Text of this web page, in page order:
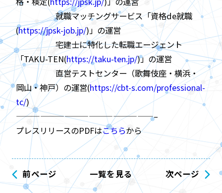
就職マッチングサービス「資格de就職
(https://jpsk-job.jp/)」の運営
宅建士に特化した転職エージェント
「TAKU-TEN(https://taku-ten.jp/)」の運営
直営テストセンター（歌舞伎座・横浜・
岡山・神戸）の運営(https://cbt-s.com/professional-
tc/)
—————————————————–
プレスリリースのPDFはこちらから
前ページ 一覧を見る 次ページ